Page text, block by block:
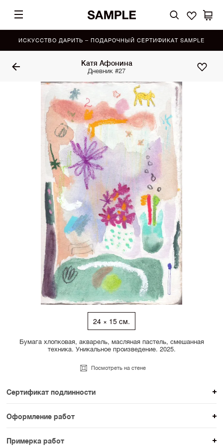
ИСКУССТВО ДАРИТЬ – ПОДАРОЧНЫЙ СЕРТИФИКАТ SAMPLE
Катя Афонина
Дневник #27
24 × 15 см.
Бумага хлопковая, акварель, масляная пастель, смешанная
техника. Уникальное произведение. 2025.
Посмотреть на стене
Сертификат подлинности
К каждому авторскому произведению мы
прикладываем сертификат подлинности. Для товаров
раздела SAMPLE СЕРИЯ сертификаты не
Оформление работ
При покупке произведения вы можете выбрать и
Примерка работ